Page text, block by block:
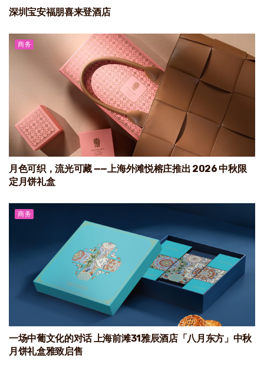
深圳宝安福朋喜来登酒店
商务
月色可织，流光可藏 ——上海外滩悦榕庄推出 2026 中秋限
定月饼礼盒
商务
一场中葡文化的对话 上海前滩31雅辰酒店「八月东方」中秋
月饼礼盒雅致启售